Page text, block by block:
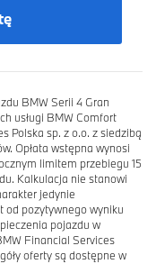
BMW Serii 4 Gran
usługi BMW Comfort
Polska sp. z o.o. z siedzibą
Opłata wstępna wynosi
limitem przebiegu 15
Kalkulacja nie stanowi
jedynie
od pozytywnego wyniku
pojazdu w
Financial Services
oferty są dostępne w